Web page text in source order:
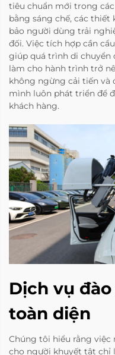
tiêu chuẩn mới trong
bằng sáng chế, các
bảo người dùng trải
đối. Việc tích hợp cần
giúp quá trình di chuyển
làm cho hành trình trở
không ngừng cải tiến và
mình luôn phát triển để
khách hàng.
Dịch vụ
toàn diện
Chúng tôi hiểu rằng
cho người khuyết tật chỉ